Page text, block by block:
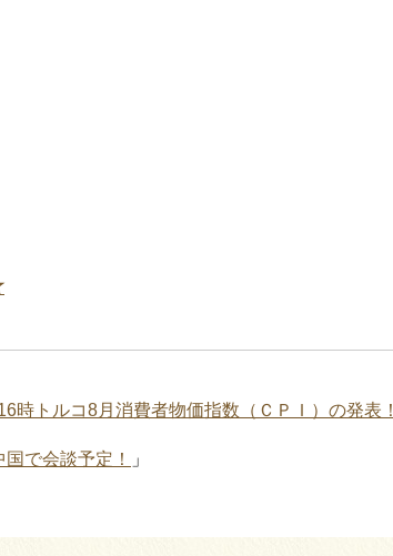
時トルコ8月消費者物価指数（ＣＰＩ）の発表！
で会談予定！ 」